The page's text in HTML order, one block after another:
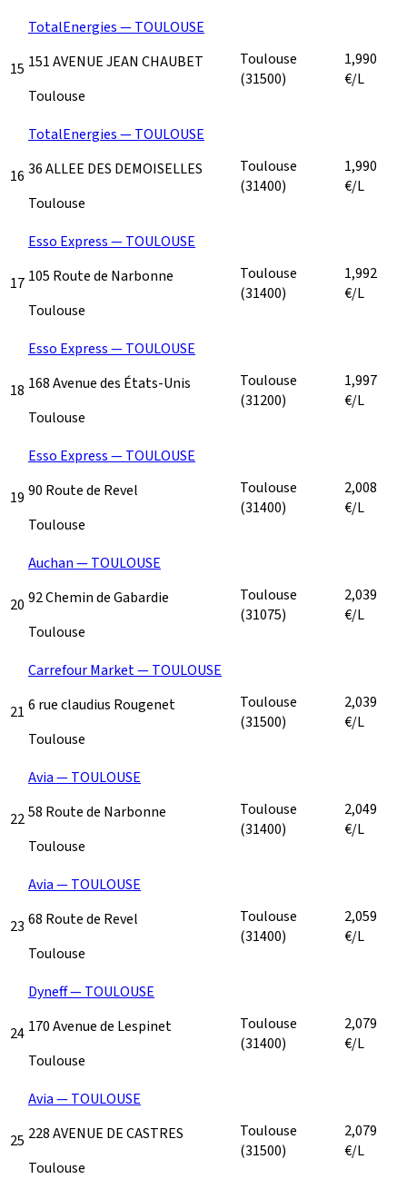
15
TotalEnergies — TOULOUSE
151 AVENUE JEAN CHAUBET
Toulouse
Toulouse
(31500)
1,990
€/L
16
TotalEnergies — TOULOUSE
36 ALLEE DES DEMOISELLES
Toulouse
Toulouse
(31400)
1,990
€/L
17
Esso Express — TOULOUSE
105 Route de Narbonne
Toulouse
Toulouse
(31400)
1,992
€/L
18
Esso Express — TOULOUSE
168 Avenue des États-Unis
Toulouse
Toulouse
(31200)
1,997
€/L
19
Esso Express — TOULOUSE
90 Route de Revel
Toulouse
Toulouse
(31400)
2,008
€/L
20
Auchan — TOULOUSE
92 Chemin de Gabardie
Toulouse
Toulouse
(31075)
2,039
€/L
21
Carrefour Market — TOULOUSE
6 rue claudius Rougenet
Toulouse
Toulouse
(31500)
2,039
€/L
22
Avia — TOULOUSE
58 Route de Narbonne
Toulouse
Toulouse
(31400)
2,049
€/L
23
Avia — TOULOUSE
68 Route de Revel
Toulouse
Toulouse
(31400)
2,059
€/L
24
Dyneff — TOULOUSE
170 Avenue de Lespinet
Toulouse
Toulouse
(31400)
2,079
€/L
25
Avia — TOULOUSE
228 AVENUE DE CASTRES
Toulouse
Toulouse
(31500)
2,079
€/L